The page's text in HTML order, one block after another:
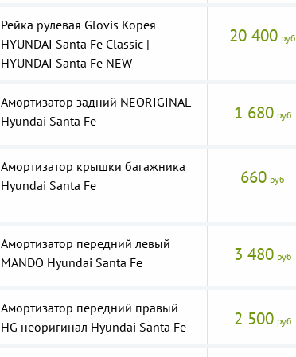
Рейка рулевая Glovis Корея
HYUNDAI Santa Fe Classic |
HYUNDAI Santa Fe NEW
20 400 руб
Амортизатор задний NEORIGINAL
Hyundai Santa Fe
1 680 руб
Амортизатор крышки багажника
Hyundai Santa Fe
660 руб
Амортизатор передний левый
MANDO Hyundai Santa Fe
3 480 руб
Амортизатор передний правый
HG неоригинал Hyundai Santa Fe
2 500 руб